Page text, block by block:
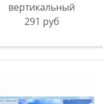
вертикальный
291 руб